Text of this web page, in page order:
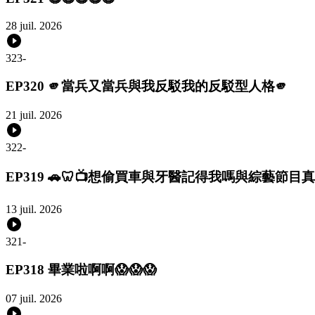
28 juil. 2026
323-
EP320 🫵當兵又當兵與我反駁我的反駁型人格🫵
21 juil. 2026
322-
EP319 🚗🦷📺想偷買車與牙醫記得我嗎與綜藝節目
13 juil. 2026
321-
EP318 畢業啦啊啊😱😱😱
07 juil. 2026